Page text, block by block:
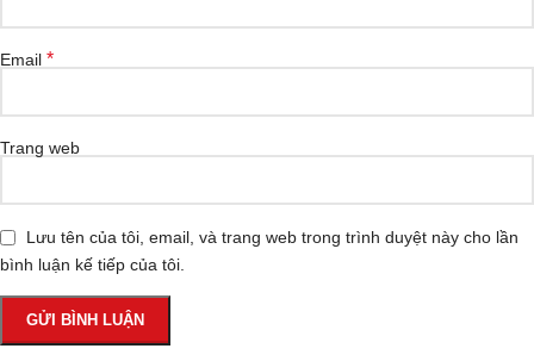
Email *
Trang web
Lưu tên của tôi, email, và trang web trong trình duyệt này cho lần
bình luận kế tiếp của tôi.